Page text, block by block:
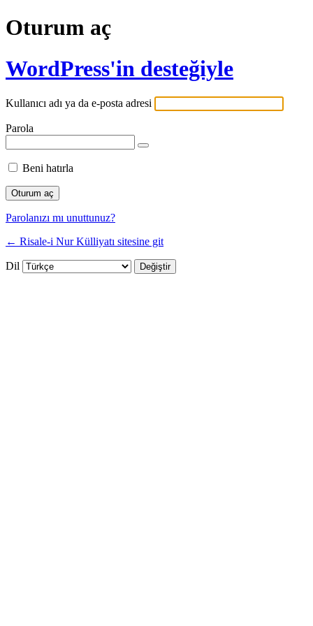
Oturum aç
WordPress'in desteğiyle
Kullanıcı adı ya da e-posta adresi
Parola
Beni hatırla
Parolanızı mı unuttunuz?
← Risale-i Nur Külliyatı sitesine git
Dil